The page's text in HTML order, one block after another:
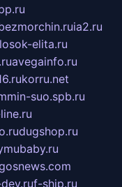
ia2.ru
elita.ru
avegainfo.ru
korru.net
suo.spb.ru
dugshop.ru
f-ship.ru